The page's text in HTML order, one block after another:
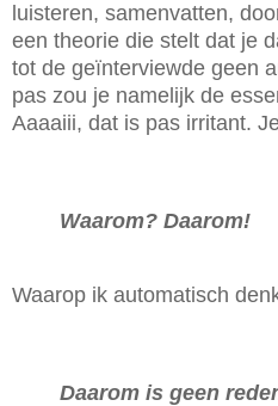
luisteren, samenvatten,
een theorie die stelt dat je
tot de geïnterviewde geen
pas zou je namelijk de
Aaaaiii, dat is pas irritant.
Waarom? Daarom!
Waarop ik automatisch
Daarom is geen